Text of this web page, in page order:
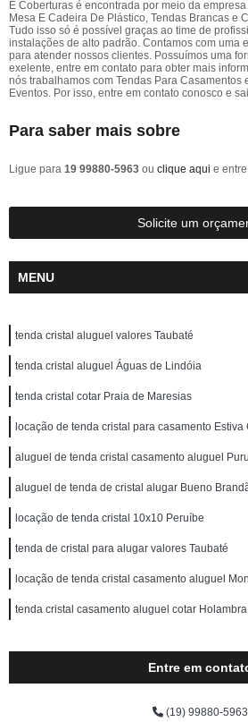
E Coberturas é encontrada por meio da
Mesa E Cadeira De Plástico, Tendas Brancas e
Tudo isso só é possível graças ao time de
instalações de alto padrão. Contamos com uma
para atender nossos clientes. Possuímos uma
exelente, entre em contato para obter mais
nós trabalhamos com Tendas Para Casamentos
Eventos. Por isso, entre em contato conosco e
Para saber mais sobre
Ligue para 19 99880-5963 ou clique aqui e
Solicite um
MENU
tenda cristal aluguel valores Taubaté
tenda cristal aluguel Águas de Lindóia
tenda cristal cotar Praia de Maresias
locação de tenda cristal para casamento Estiva
aluguel de tenda cristal casamento aluguel
aluguel de tenda de cristal alugar Bueno
locação de tenda cristal 10x10 Peruíbe
tenda de cristal para alugar valores Taubaté
locação de tenda cristal casamento aluguel
tenda cristal casamento aluguel cotar Holambra
Entre em
(19) 99880-5963